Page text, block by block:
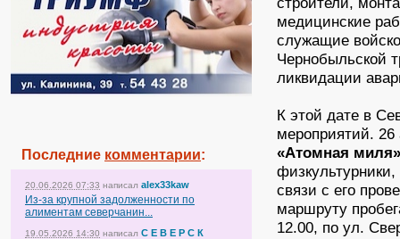
Последние комментарии:
20.06.2026 07:33 написал alex33kaw
Из-за крупной задолженности по
алиментам северчанин...
19.05.2026 14:30 написал С Е В Е Р С К
медицинские
служащие
Чернобыльской
ликвидации
К этой дате в
мероприятий.
«Атомная
связи с его
маршруту
12.00, по ул.